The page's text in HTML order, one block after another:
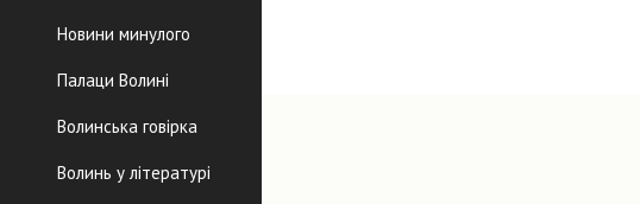
Новини минулого
Палаци Волині
Волинська говірка
Волинь у літературі